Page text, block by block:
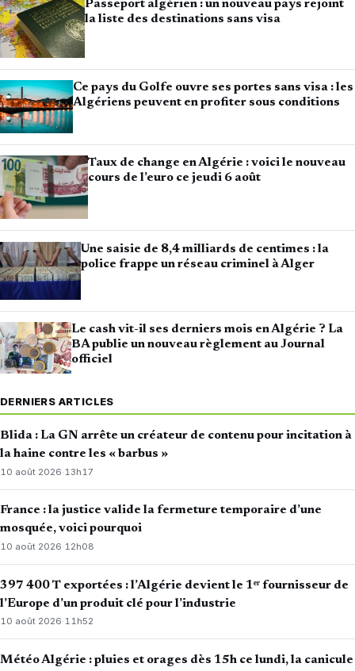
Passeport algérien : un nouveau pays rejoint
la liste des destinations sans visa
Ce pays du Golfe ouvre ses portes sans visa : les
Algériens peuvent en profiter sous conditions
Taux de change en Algérie : voici le nouveau
cours de l’euro ce jeudi 6 août
Une saisie de 8,4 milliards de centimes : la
police frappe un réseau criminel à Alger
Le cash vit-il ses derniers mois en Algérie ? La
BA publie un nouveau règlement au Journal
officiel
DERNIERS ARTICLES
Blida : La GN arrête un créateur de contenu pour incitation à
la haine contre les « barbus »
10 août 2026· 13h17
France : la justice valide la fermeture temporaire d’une
mosquée, voici pourquoi
10 août 2026·12h08
397 400 T exportées : l’Algérie devient le 1ᵉʳ fournisseur de
l’Europe d’un produit clé pour l’industrie
10 août 2026·11h52
Météo Algérie : pluies et orages dès 15h ce lundi, la canicule